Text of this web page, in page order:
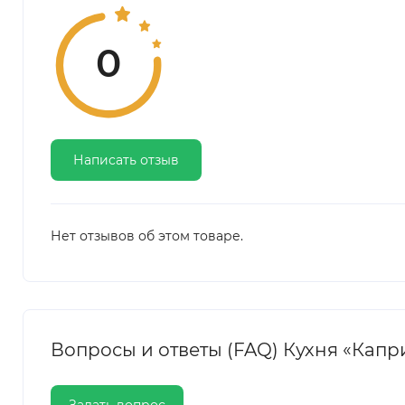
0
Написать отзыв
Нет отзывов об этом товаре.
Вопросы и ответы (FAQ) Кухня